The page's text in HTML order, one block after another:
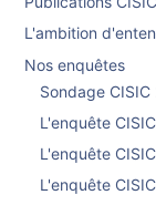
L'ambition
Nos enquêtes
Sondage
L'enquête
L'enquête
L'enquête